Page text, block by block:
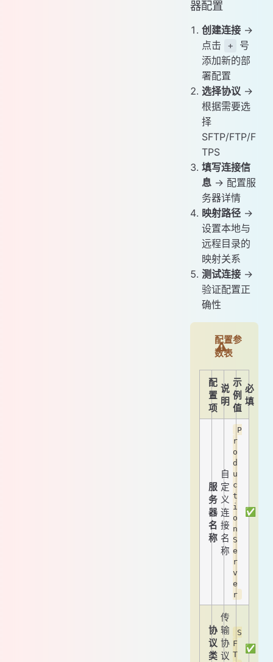
器配置
创建连接 →
点击
+
号
添加新的部
署配置
选择协议 →
根据需要选
择
SFTP/FTP/F
TPS
填写连接信
息 → 配置服
务器详情
映射路径 →
设置本地与
远程目录的
映射关系
测试连接 →
验证配置正
确性
配置参
数表
配
置
项
说
明
示
例
值
必
填
服
务
器
名
称
自
定
义
连
接
名
称
P
r
o
d
u
c
t
i
o
n
S
e
r
v
e
r
✅
协
议
类
传
输
协
议
S
F
T
✅